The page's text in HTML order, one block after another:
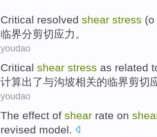
Critical resolved shear stress (o
临界分剪切应力 。
youdao
Critical shear stress as related
计算出了与沟坡相关的临界剪切
youdao
The effect of shear rate on
revised model